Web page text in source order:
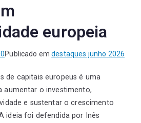
europeia
Publicado emdestaques junho 2026
de capitais europeus é uma
aumentar o investimento,
e sustentar o crescimento
ideia foi defendida por Inês